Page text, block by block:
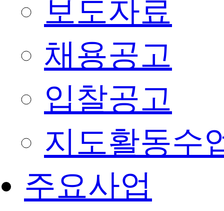
보도자료
채용공고
입찰공고
지도활동수
주요사업